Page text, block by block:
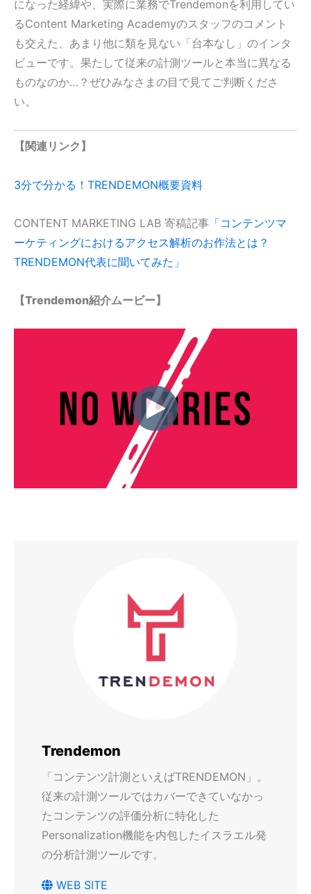
になった経緯や、実際に業務でTrendemonを利用してい
るContent Marketing Academyのスタッフのコメント
も交えた、あまり他に類を見ない「台本なし」のインタ
ビューです。果たして従来の計測ツールと本当に異なる
ものなのか…？ぜひみなさまの目で見てご判断くださ
い。
【関連リンク】
3分で分かる！TRENDEMON概要資料
CONTENT MARKETING LAB 寄稿記事 「コンテンツマ
ーケティングにおけるアクセス解析のお作法とは？
TRENDEMON代表に聞いてみた」
【Trendemon紹介ムービー】
Trendemon
「コンテンツ計測といえばTRENDEMON」。
従来の計測ツールではカバーできていなかっ
たコンテンツの評価分析に特化した
Personalization機能を内包したイスラエル発
の分析計測ツールです。
WEB SITE